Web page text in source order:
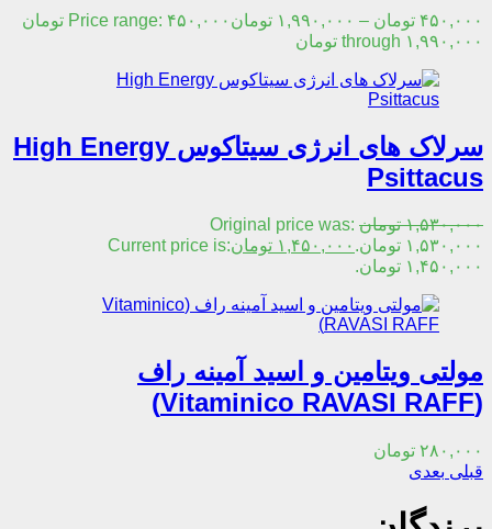
۴۵۰,۰۰۰ تومان – ۱,۹۹۰,۰۰۰ تومان
Price range: ۴۵۰,۰۰۰ تومان
through ۱,۹۹۰,۰۰۰ تومان
سرلاک های انرژی سیتاکوس High Energy
Psittacus
۱,۵۳۰,۰۰۰ تومان Original price was:
۱,۵۳۰,۰۰۰ تومان.
۱,۴۵۰,۰۰۰ تومانCurrent price is:
۱,۴۵۰,۰۰۰ تومان.
مولتی ویتامین و اسید آمینه راف
(Vitaminico RAVASI RAFF)
۲۸۰,۰۰۰ تومان
قبلی بعدی